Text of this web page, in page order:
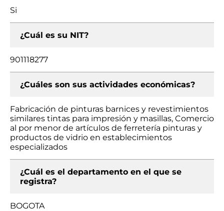
Si
¿Cuál es su NIT?
901118277
¿Cuáles son sus actividades económicas?
Fabricación de pinturas barnices y revestimientos
similares tintas para impresión y masillas, Comercio
al por menor de artículos de ferretería pinturas y
productos de vidrio en establecimientos
especializados
¿Cuál es el departamento en el que se
registra?
BOGOTA